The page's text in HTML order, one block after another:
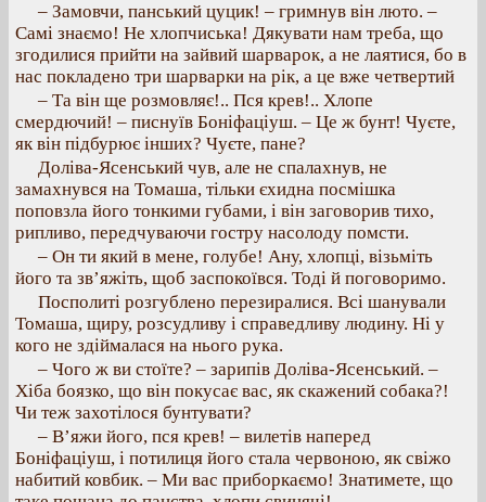
– Замовчи, панський цуцик! – гримнув він люто. –
Самі знаємо! Не хлопчиська! Дякувати нам треба, що
згодилися прийти на зайвий шарварок, а не лаятися, бо в
нас покладено три шарварки на рік, а це вже четвертий
– Та він ще розмовляє!.. Пся крев!.. Хлопе
смердючий! – писнуїв Боніфаціуш. – Це ж бунт! Чуєте,
як він підбурює інших? Чуєте, пане?
Доліва-Ясенський чув, але не спалахнув, не
замахнувся на Томаша, тільки єхидна посмішка
поповзла його тонкими губами, і він заговорив тихо,
рипливо, передчуваючи гостру насолоду помсти.
– Он ти який в мене, голубе! Ану, хлопці, візьміть
його та зв’яжіть, щоб заспокоївся. Тоді й поговоримо.
Посполиті розгублено перезиралися. Всі шанували
Томаша, щиру, розсудливу і справедливу людину. Ні у
кого не здіймалася на нього рука.
– Чого ж ви стоїте? – зарипів Доліва-Ясенський. –
Хіба боязко, що він покусає вас, як скажений собака?!
Чи теж захотілося бунтувати?
– В’яжи його, пся крев! – вилетів наперед
Боніфаціуш, і потилиця його стала червоною, як свіжо
набитий ковбик. – Ми вас приборкаємо! Знатимете, що